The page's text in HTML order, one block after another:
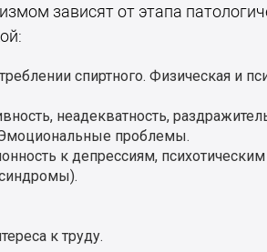
зависят от этапа
спиртного. Физическая и
неадекватность,
проблемы.
к депрессиям,
к труду.